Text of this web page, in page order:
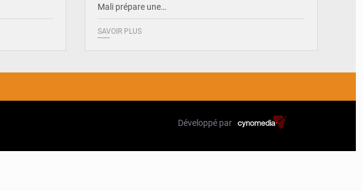
Mali prépare une…
SAVOIR PLUS
Développé par